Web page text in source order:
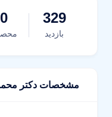
329
بازدید
0
مشخصات دکتر